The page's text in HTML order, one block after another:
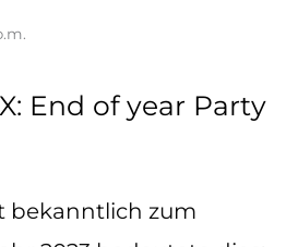
End of year Party
bekanntlich zum